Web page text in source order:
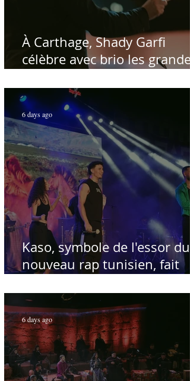
À Carthage, Shady Garfi
célèbre avec brio les grandes
Par Sofien Manaï
Kaso, symbole de l'essor du
nouveau rap tunisien, fait
international de Sfax - Par
Sofien Manaï
6 days ago
6 days ago